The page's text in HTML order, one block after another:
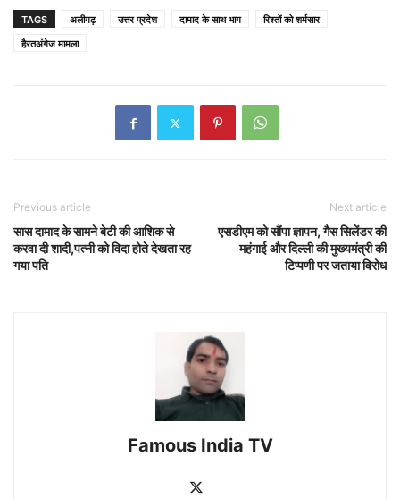
TAGS अलीगढ़ उत्तर प्रदेश दामाद के साथ भाग
रिश्तों को शर्मसार
हैरतअंगेज मामला
Previous article
सास दामाद के सामने बेटी की आशिक से
करवा दी शादी,पत्नी को विदा होते देखता रह
गया पति
Next article
एसडीएम को सौंपा ज्ञापन, गैस सिलेंडर की
महंगाई और दिल्ली की मुख्यमंत्री की
टिप्पणी पर जताया विरोध
Famous India TV